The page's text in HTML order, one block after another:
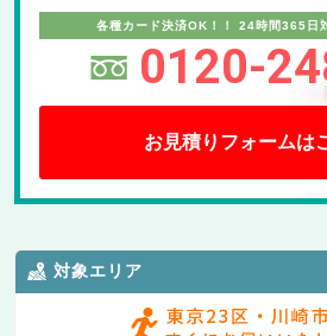
各種カード決済OK！！ 24時間365日
0120-
お見積りフォームは
対象エリア